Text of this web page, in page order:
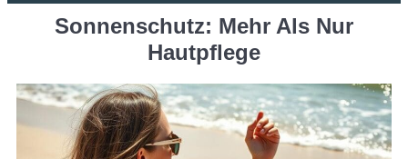
Sonnenschutz: Mehr Als Nur
Hautpflege